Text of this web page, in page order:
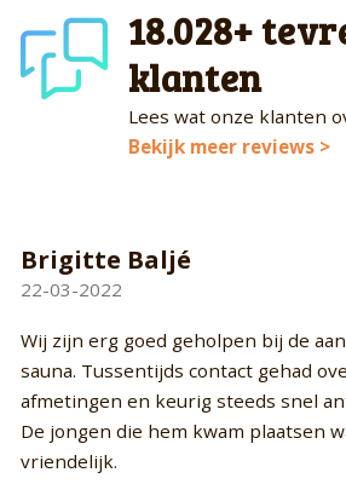
18.028+
klanten
Lees wat onze klanten
Bekijk meer reviews >
Rob Borsboom
29-03-2022
Top wordt goed geholpen snelle